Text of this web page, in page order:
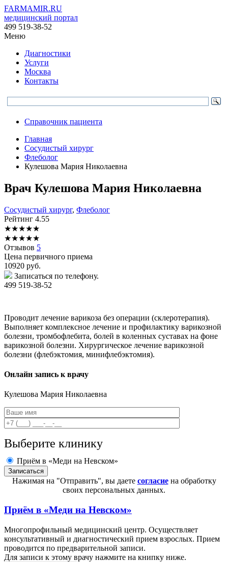
FARMAMIR.RU
медицинский портал
499 519-38-52
Меню
Диагностики
Услуги
Москва
Контакты
Справочник пациента
Главная
Сосудистый хирург
Флеболог
Кулешова Мария Николаевна
Врач Кулешова Мария Николаевна
Сосудистый хирург, Флеболог
Рейтинг 4.55
★★★★★
★★★★★
Отзывов 5
Цена первичного приема
10920 руб.
Записаться по телефону.
499 519-38-52
Проводит лечение варикоза без операции (склеротерапия).
Выполняет комплексное лечение и профилактику варикозной
болезни, тромбофлебита, болей в коленных суставах на фоне
варикозной болезни. Хирургическое лечение варикозной
болезни (флебэктомия, минифлебэктомия).
Онлайн запись к врачу
Кулешова Мария Николаевна
Выберите клинику
Приём в «Меди на Невском»
Нажимая на "Отправить", вы даете согласиена обработку
своих персональных данных.
Приём в «Меди на Невском»
Многопрофильный медицинский центр. Осуществляет
консультативный и диагностический прием взрослых. Прием
проводится по предварительной записи.
Для записи к этому врачу нажмите на книпку ниже.